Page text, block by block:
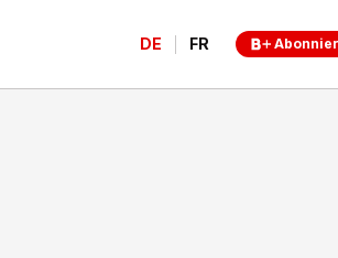
DE FR